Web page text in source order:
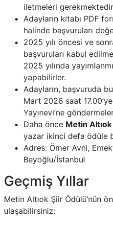
iletmeleri
Adayların kitabı PDF
halinde başvuruları
2025 yılı öncesi ve
başvuruları kabul
2025 yılında
yapabilirler.
Adayların, başvuruda
Mart 2026 saat 17.00’ye
Yayınevi’ne
Daha önce Metin
yazar ikinci defa ödüle
Adres: Ömer Avni,
Beyoğlu/İstanbul
Geçmiş Yıllar
Metin Altıok Şiir Ödülü’nün
ulaşabilirsiniz: